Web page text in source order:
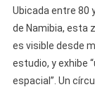
Ubicada entre 80
de Namibia, esta
es visible desde
estudio, y exhibe
espacial”. Un